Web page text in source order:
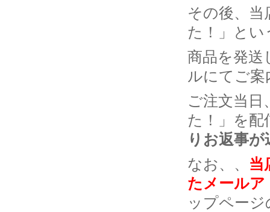
その後、
た！」と
商品を発送
ルにてご
ご注文当
た！」を
りお返事
なお、、 当
たメール
ップページ